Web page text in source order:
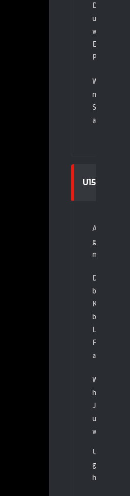
Der Herner
weiteren
EV auf 3:1,
Powerplay
Wir sind
nicht hat
auf das
U15A
Am
gegen die
mit 5:11
Die Kölner
besser ins
Leider
Führung
aber die
Wir sind
haben fünf
Junghaien
und
weiter hart
Unsere
gegen die
haben es